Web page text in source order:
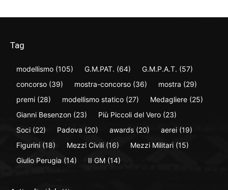
Tag
modellismo (105) G.M.PAT. (64) G.M.P.A.T. (57)
concorso (39) mostra-concorso (36) mostra (29)
premi (28) modellismo statico (27) Medagliere (25)
Gianni Besenzon (23) Più Piccoli del Vero (23)
Soci (22) Padova (20) awards (20) aerei (19)
Figurini (18) Mezzi Civili (16) Mezzi Militari (15)
Giulio Perugia (14) II GM (14)